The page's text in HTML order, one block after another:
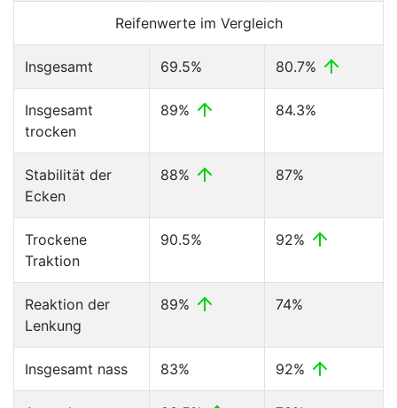
Reifenwerte im Vergleich
Insgesamt 69.5% 80.7%
Insgesamt
trocken
89% 84.3%
Stabilität der
Ecken
88% 87%
Trockene
Traktion
90.5% 92%
Reaktion der
Lenkung
89% 74%
Insgesamt nass 83% 92%